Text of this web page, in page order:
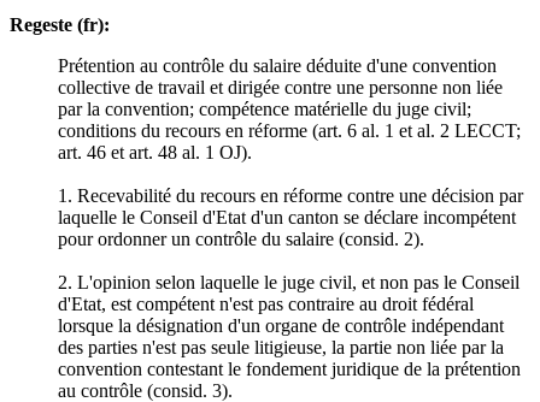
Regeste (fr):
Prétention au contrôle du salaire déduite d'une convention
collective de travail et dirigée contre une personne non liée
par la convention; compétence matérielle du juge civil;
conditions du recours en réforme (art. 6 al. 1 et al. 2 LECCT;
art. 46 et art. 48 al. 1 OJ).
1. Recevabilité du recours en réforme contre une décision par
laquelle le Conseil d'Etat d'un canton se déclare incompétent
pour ordonner un contrôle du salaire (consid. 2).
2. L'opinion selon laquelle le juge civil, et non pas le Conseil
d'Etat, est compétent n'est pas contraire au droit fédéral
lorsque la désignation d'un organe de contrôle indépendant
des parties n'est pas seule litigieuse, la partie non liée par la
convention contestant le fondement juridique de la prétention
au contrôle (consid. 3).